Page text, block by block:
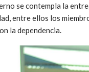
se contempla la
entre ellos los
la dependencia.